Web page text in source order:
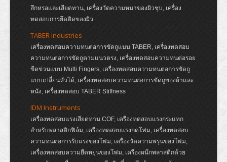
สึกหรอและเสียดทาน, เครื่องวัดความหนาของผิวชุบ, เครื่อง
ทดสอบการยึดติดของผิว
TABER Industries
เครื่องทดสอบความทนต่อการขัดถูแบบ TABER, เครื่องทดสอบ
ความทนต่อการขัดถูตามแนวตรง, เครื่องทดสอบความทนต่อรอย
ขีดข่วนแบบ Multi Fingers, เครื่องทดสอบความทนต่อการขัดถู
แบบเปลี่ยนหัวได้, เครื่องทดสอบความทนต่อการขัดถูของผ้าและ
หนัง, เครื่องทดสอบ TABER Stiffness
IDM Instruments
เครื่องทดสอบแรงเสียดทาน COF, เครื่องทดสอบแรงกระแทก
สำหรับพลาสติกฟิล์ม, เครื่องทดสอบแรงกดโฟม, เครื่องทดสอบ
ความทนต่อการรับแรงของโฟม, เครื่องวัดความพรุนของโฟม,
เครื่องทดสอบความยืดหยุ่นของโฟม, เครื่องผนึกพลาสติกด้วย